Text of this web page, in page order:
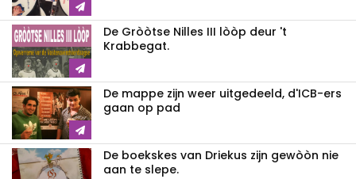
De Gròòtse Nilles III lòòp deur 't
Krabbegat.
De mappe zijn weer uitgedeeld, d'ICB-ers
gaan op pad
De boekskes van Driekus zijn gewòòn nie
aan te slepe.